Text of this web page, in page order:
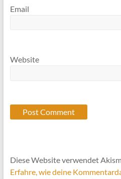
Email
Website
Diese Website verwendet
Erfahre, wie deine